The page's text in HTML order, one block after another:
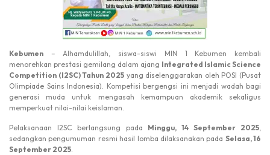
Kebumen – Alhamdulillah, siswa-siswi MIN 1 Kebumen kembali
menorehkan prestasi gemilang dalam ajang Integrated Islamic Science
Competition (I2SC) Tahun 2025yang diselenggarakan oleh POSI (Pusat
Olimpiade Sains Indonesia). Kompetisi bergengsi ini menjadi wadah bagi
generasi muda untuk mengasah kemampuan akademik sekaligus
memperkuat nilai-nilai keislaman.
Pelaksanaan I2SC berlangsung pada Minggu, 14 September 2025
sedangkan pengumuman resmi hasil lomba dilaksanakan pada Selasa, 16
September 2025